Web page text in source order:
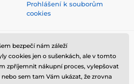
Prohlášení k souborům
cookies
platba kartou
bezpečí nám záleží
cookies jen o sušenkách, ale v tomto
zpříjemnit nákupní proces, vylepšovat
sem tam Vám ukázat, že zrovna